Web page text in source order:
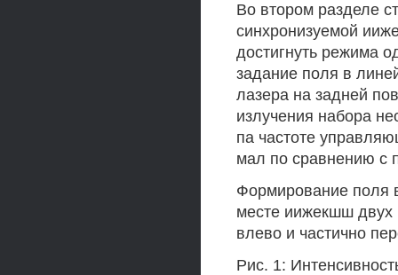
Во втором разделе
синхронизуемой
достигнуть режима
задание поля в
лазера на задней
излучения набора
па частоте
мал по сравнению с
Формирование поля
месте иижекшш двух
влево и частично
Рис. 1: